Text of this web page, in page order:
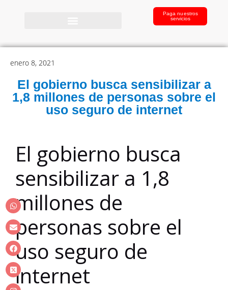
Paga nuestros
servicios
enero 8, 2021
El gobierno busca sensibilizar a
1,8 millones de personas sobre el
uso seguro de internet
El gobierno busca
sensibilizar a 1,8
millones de
personas sobre el
uso seguro de
internet